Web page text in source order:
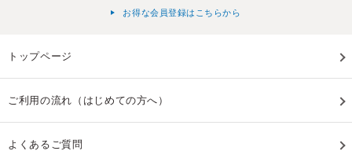
お得な会員登録はこちらから
トップページ
ご利用の流れ（はじめての方へ）
よくあるご質問